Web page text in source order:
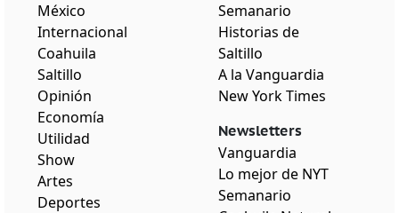
México
Internacional
Coahuila
Saltillo
Opinión
Economía
Utilidad
Show
Artes
Deportes
Semanario
Historias de
Saltillo
A la Vanguardia
New York Times
Newsletters
Vanguardia
Lo mejor de NYT
Semanario